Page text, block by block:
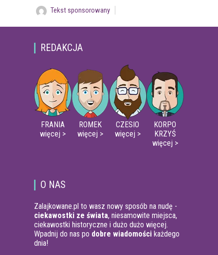
Tekst sponsorowany
REDAKCJA
FRANIA
więcej >
ROMEK
więcej >
CZESIO
więcej >
KORPO
KRZYŚ
więcej >
O NAS
Zalajkowane.pl to wasz nowy sposób na nudę -
ciekawostki ze świata, niesamowite miejsca,
ciekawostki historyczne i dużo dużo więcej.
Wpadnij do nas po dobre wiadomości każdego
dnia!